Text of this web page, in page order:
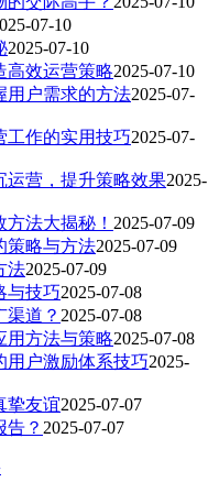
07-10
2025-07-10
高效运营策略2025-07-10
用户需求的方法2025-07-
工作的实用技巧2025-07-
运营，提升策略效果2025-
法大揭秘！ 2025-07-09
策略与方法2025-07-09
法2025-07-09
与技巧2025-07-08
渠道？ 2025-07-08
用方法与策略2025-07-08
用户激励体系技巧2025-
挚友谊2025-07-07
告？ 2025-07-07